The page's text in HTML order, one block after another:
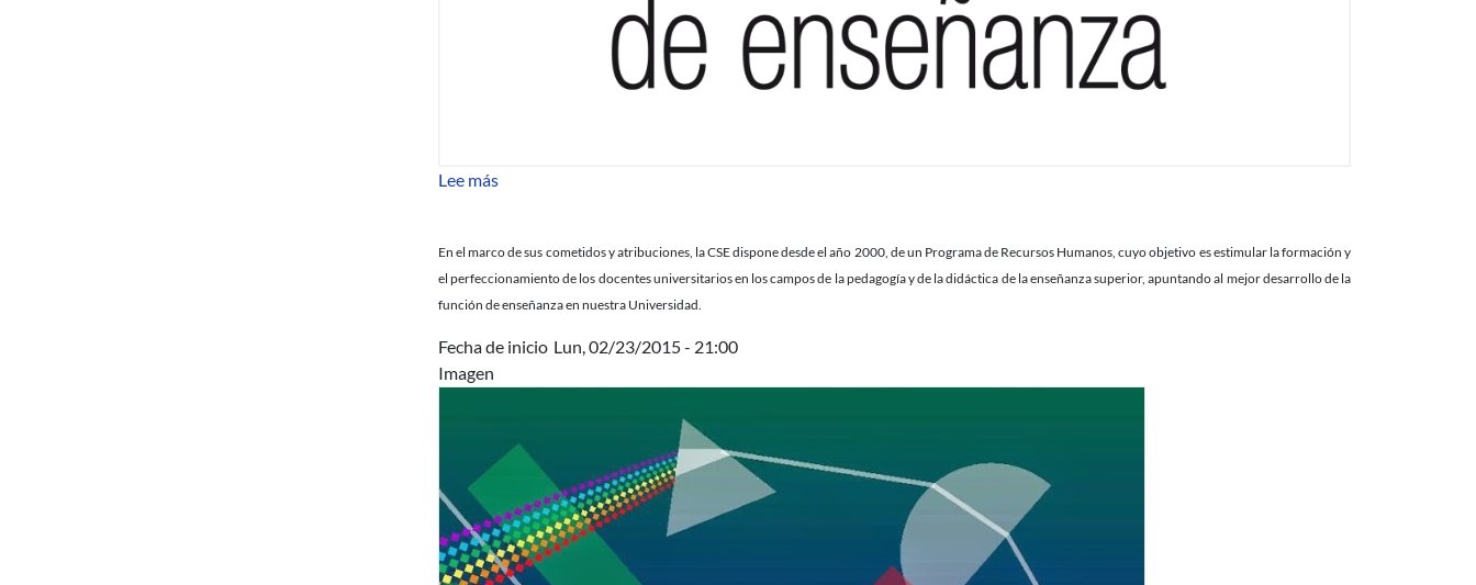
Lee mássobre CSE: 1ª convocatoria del Programa de Apoyo a Recursos Humanos
En el marco de sus cometidos y atribuciones, la CSE dispone desde el año 2000, de un Programa de Recursos Humanos, cuyo objetivo es estimular la formación y
el perfeccionamiento de los docentes universitarios en los campos de la pedagogía y de la didáctica de la enseñanza superior, apuntando al mejor desarrollo de la
función de enseñanza en nuestra Universidad.
Fecha de inicio Lun, 02/23/2015 - 21:00
Imagen